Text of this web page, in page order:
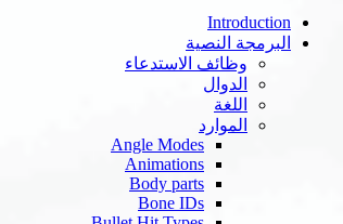
Introduction
البرمجة النصية
وظائف الاستدعاء
الدوال
اللغة
الموارد
Angle Modes
Animations
Body parts
Bone IDs